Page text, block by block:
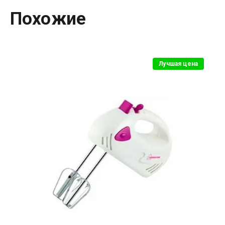
Похожие
Лучшая цена